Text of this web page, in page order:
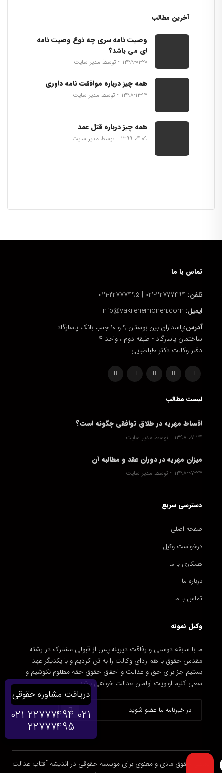
آخرین مطالب
وصیت نامه سری چه نوع وصیت نامه
ای می باشد؟
۱۳۹۹-۰۱-۲۰ توسط مدیر سایت
همه چیز درباره موافقت نامه داوری
۱۳۹۸-۱۲-۱۴ توسط مدیر سایت
همه چیز درباره قتل عمد
۱۳۹۹-۰۴-۰۹ توسط مدیر سایت
تماس با ما
تلفن:
ایمیل:
آدرس:پاسداران بین بوستان ۹ و ۱۰ جنب بانک پاسارگاد
ساختمان پاسارگاد - طبقه دوم ، واحد ۴
دفتر وکالت دکتر طباطبایی
لیست مطالب
اقساط مهریه در طلاق توافقی چگونه است؟
۱۳۹۸-۰۷-۲۴ توسط مدیر سایت
میزان مهریه در دوران عقد و مطالبه آن
۱۳۹۸-۰۷-۲۴ توسط مدیر سایت
دسترسی سریع
صفحه اصلی
درخواست وکیل
همکاری با ما
درباره ما
تماس با ما
وکیل نمونه
ما با سابقه دوستی و رفاقت دیرینه پس از قبولی مشترک در رشته
مقدس حقوق با هم ردای وکالت را به تن کردیم و با یکدیگر عهد
بستیم جز برای حق و عدالت و احقاق حقوق حقه مظلوم نکوشیم و
سعی کنیم اولویت اولمان عدالت خواهی باشد.
تمامی حقوق مادی و معنوی برای موسسه حقوقی در اندیشه آفتاب عدالت
دریافت مشاوره حقوقی
021 22777494 021
22777495